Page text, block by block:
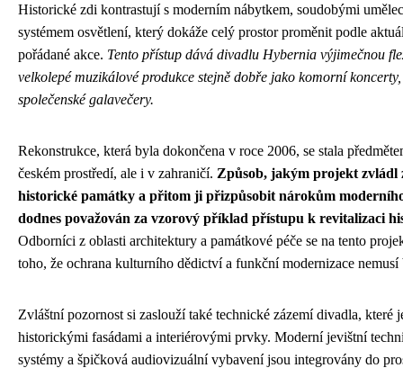
Historické zdi kontrastují s moderním nábytkem, soudobými
systémem osvětlení, který dokáže celý prostor proměnit podle
pořádané akce. Tento přístup dává divadlu Hybernia výjimečnou
velkolepé muzikálové produkce stejně dobře jako komorní
společenské galavečery.
Rekonstrukce, která byla dokončena v roce 2006, se stala
českém prostředí, ale i v zahraničí. Způsob, jakým projekt zvládl
historické památky a přitom ji přizpůsobit nárokům
dodnes považován za vzorový příklad přístupu k revitalizaci
Odborníci z oblasti architektury a památkové péče se na tento
toho, že ochrana kulturního dědictví a funkční modernizace
Zvláštní pozornost si zaslouží také technické zázemí divadla, které
historickými fasádami a interiérovými prvky. Moderní jevištní
systémy a špičková audiovizuální vybavení jsou integrovány do